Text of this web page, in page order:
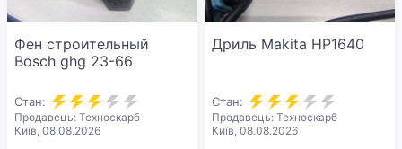
Фен строительный
Bosch ghg 23-66
Стан:
Продавець: Техноскарб
Київ, 08.08.2026
Дриль Makita HP1640
Стан:
Продавець: Техноскарб
Київ, 08.08.2026